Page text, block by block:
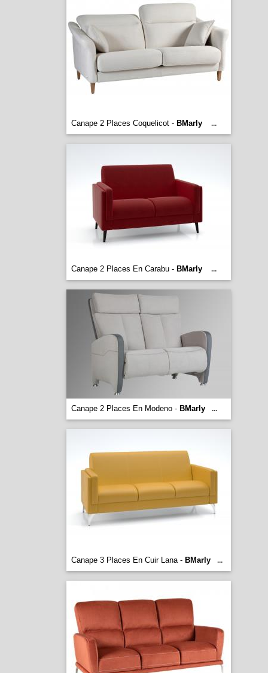
Canape 2 Places Coquelicot - BMarly ...
Canape 2 Places En Carabu - BMarly ...
Canape 2 Places En Modeno - BMarly ...
Canape 3 Places En Cuir Lana - BMarly ...